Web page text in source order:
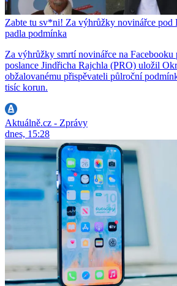
Zabte tu sv*ni! Za výhrůžky novinářce pod
padla podmínka
Za výhrůžky smrtí novinářce na Facebooku
poslance Jindřicha Rajchla (PRO) uložil
obžalovanému přispěvateli půlroční
tisíc korun.
Aktuálně.cz - Zprávy
dnes, 15:28